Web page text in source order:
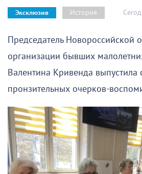
Эксклюзив История
Председатель Новороссийской
организации бывших
Валентина Кривенда выпустила
пронзительных очерков-